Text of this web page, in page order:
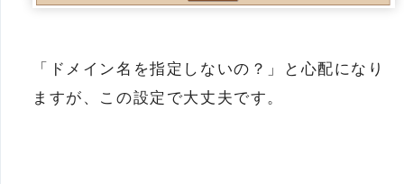
「ドメイン名を指定しないの？」と心配になり
ますが、この設定で大丈夫です。